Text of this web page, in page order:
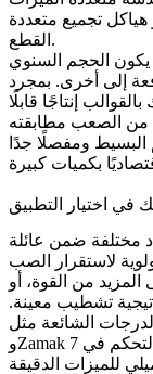
تجميع متعددة
القطع.
الحجم السنوي
إلى أخرى. بمجرد
إنتاجًا قابلًا
من الصعب مطابقته
البسيط ومفصلًا جدًا
في اختيار التطبيق
مختلفة ضمن عائلة
لاستقرار الصب
المزيد من القوة، أو
تشطيب معينة.
وZamak 7